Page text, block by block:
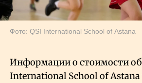
Фото: QSI International School of Astana
Информации о стоимости
International School of